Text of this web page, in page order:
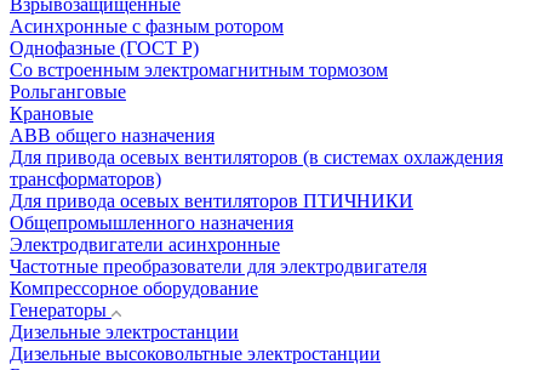
Взрывозащищенные
Асинхронные с фазным ротором
Однофазные (ГОСТ Р)
Со встроенным электромагнитным тормозом
Рольганговые
Крановые
АВВ общего назначения
Для привода осевых вентиляторов (в системах охлаждения
трансформаторов)
Для привода осевых вентиляторов ПТИЧНИКИ
Общепромышленного назначения
Электродвигатели асинхронные
Частотные преобразователи для электродвигателя
Компрессорное оборудование
Генераторы
Дизельные электростанции
Дизельные высоковольтные электростанции